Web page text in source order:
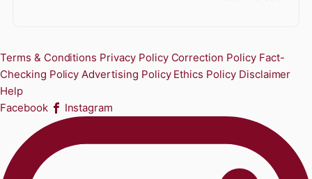
Terms & Conditions Privacy Policy Correction Policy Fact-
Checking Policy Advertising Policy Ethics Policy Disclaimer
Help
Facebook
Instagram